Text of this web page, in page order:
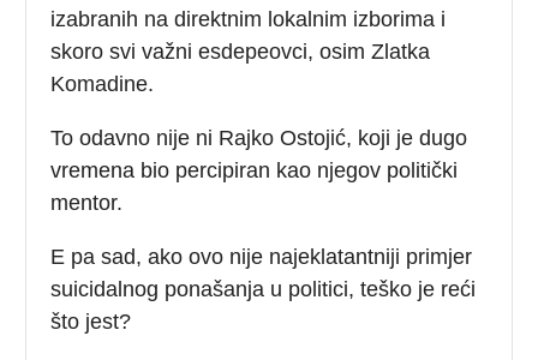
izabranih na direktnim lokalnim izborima i
skoro svi važni esdepeovci, osim Zlatka
Komadine.
To odavno nije ni Rajko Ostojić, koji je dugo
vremena bio percipiran kao njegov politički
mentor.
E pa sad, ako ovo nije najeklatantniji primjer
suicidalnog ponašanja u politici, teško je reći
što jest?